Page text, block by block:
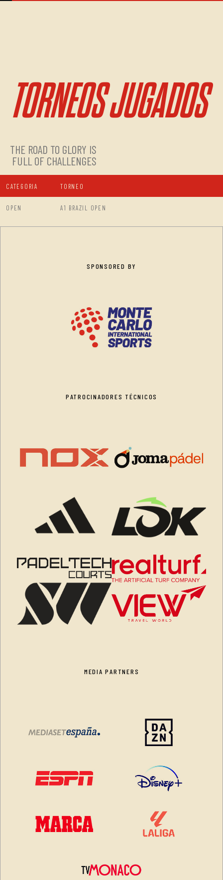
TORNEOS JUGADOS
THE ROAD TO GLORY IS
FULL OF CHALLENGES
CATEGORIA TORNEO
OPEN A1 BRAZIL OPEN
SPONSORED BY
PATROCINADORES TÉCNICOS
MEDIA PARTNERS